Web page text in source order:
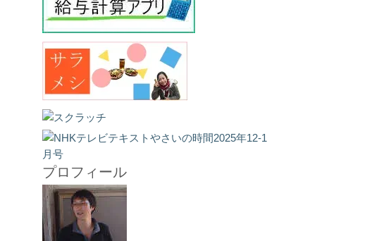
プロフィール